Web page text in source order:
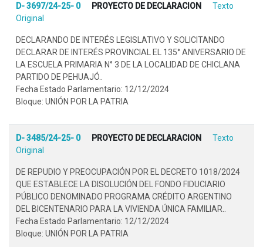
D- 3697/24-25- 0 PROYECTO DE DECLARACION
Texto
Original
DECLARANDO DE INTERÉS LEGISLATIVO Y SOLICITANDO
DECLARAR DE INTERÉS PROVINCIAL EL 135° ANIVERSARIO DE
LA ESCUELA PRIMARIA N° 3 DE LA LOCALIDAD DE CHICLANA
PARTIDO DE PEHUAJÓ..
Fecha Estado Parlamentario: 12/12/2024
Bloque: UNIÓN POR LA PATRIA
D- 3485/24-25- 0 PROYECTO DE DECLARACION
Texto
Original
DE REPUDIO Y PREOCUPACIÓN POR EL DECRETO 1018/2024
QUE ESTABLECE LA DISOLUCIÓN DEL FONDO FIDUCIARIO
PÚBLICO DENOMINADO PROGRAMA CRÉDITO ARGENTINO
DEL BICENTENARIO PARA LA VIVIENDA ÚNICA FAMILIAR..
Fecha Estado Parlamentario: 12/12/2024
Bloque: UNIÓN POR LA PATRIA